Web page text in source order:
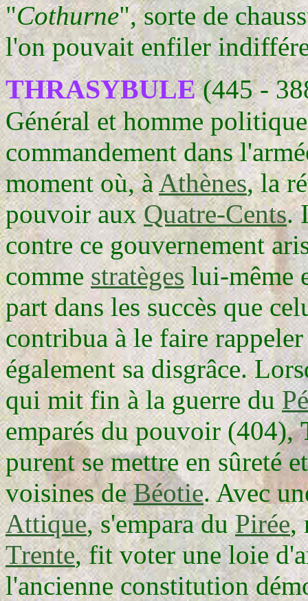
"Cothurne", sorte de
l'on pouvait enfiler
THRASYBULE(445 -
Général et homme
commandement dans
moment où, àAthènes, la
pouvoir auxQuatre-Cents.
contre ce gouvernement
commestratègeslui-même
part dans les succès que
contribua à le faire
également sa disgrâce.
qui mit fin à la guerre du
emparés du pouvoir (404),
purent se mettre en sûreté
voisines deBéotie. Avec
Attique, s'empara duPirée,
Trente, fit voter une loie
l'ancienne constitution